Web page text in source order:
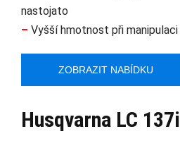
nastojato
– Vyšší hmotnost při manipulaci
ZOBRAZIT NABÍDKU
Husqvarna LC 137i